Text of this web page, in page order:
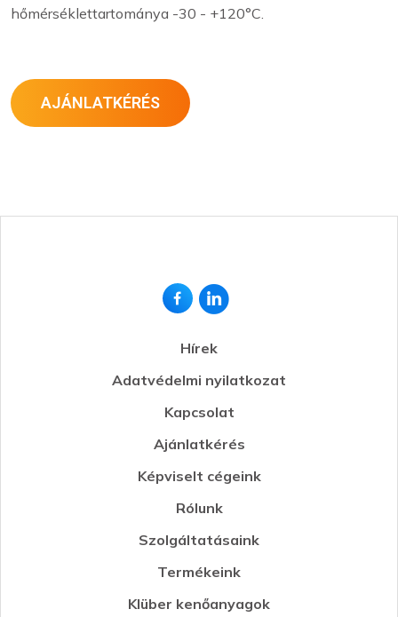
hőmérséklettartománya -30 - +120°C.
AJÁNLATKÉRÉS
Hírek
Adatvédelmi nyilatkozat
Kapcsolat
Ajánlatkérés
Képviselt cégeink
Rólunk
Szolgáltatásaink
Termékeink
Klüber kenőanyagok